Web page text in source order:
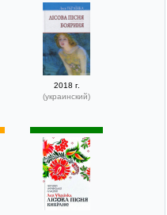
2018 г.
(украинский)